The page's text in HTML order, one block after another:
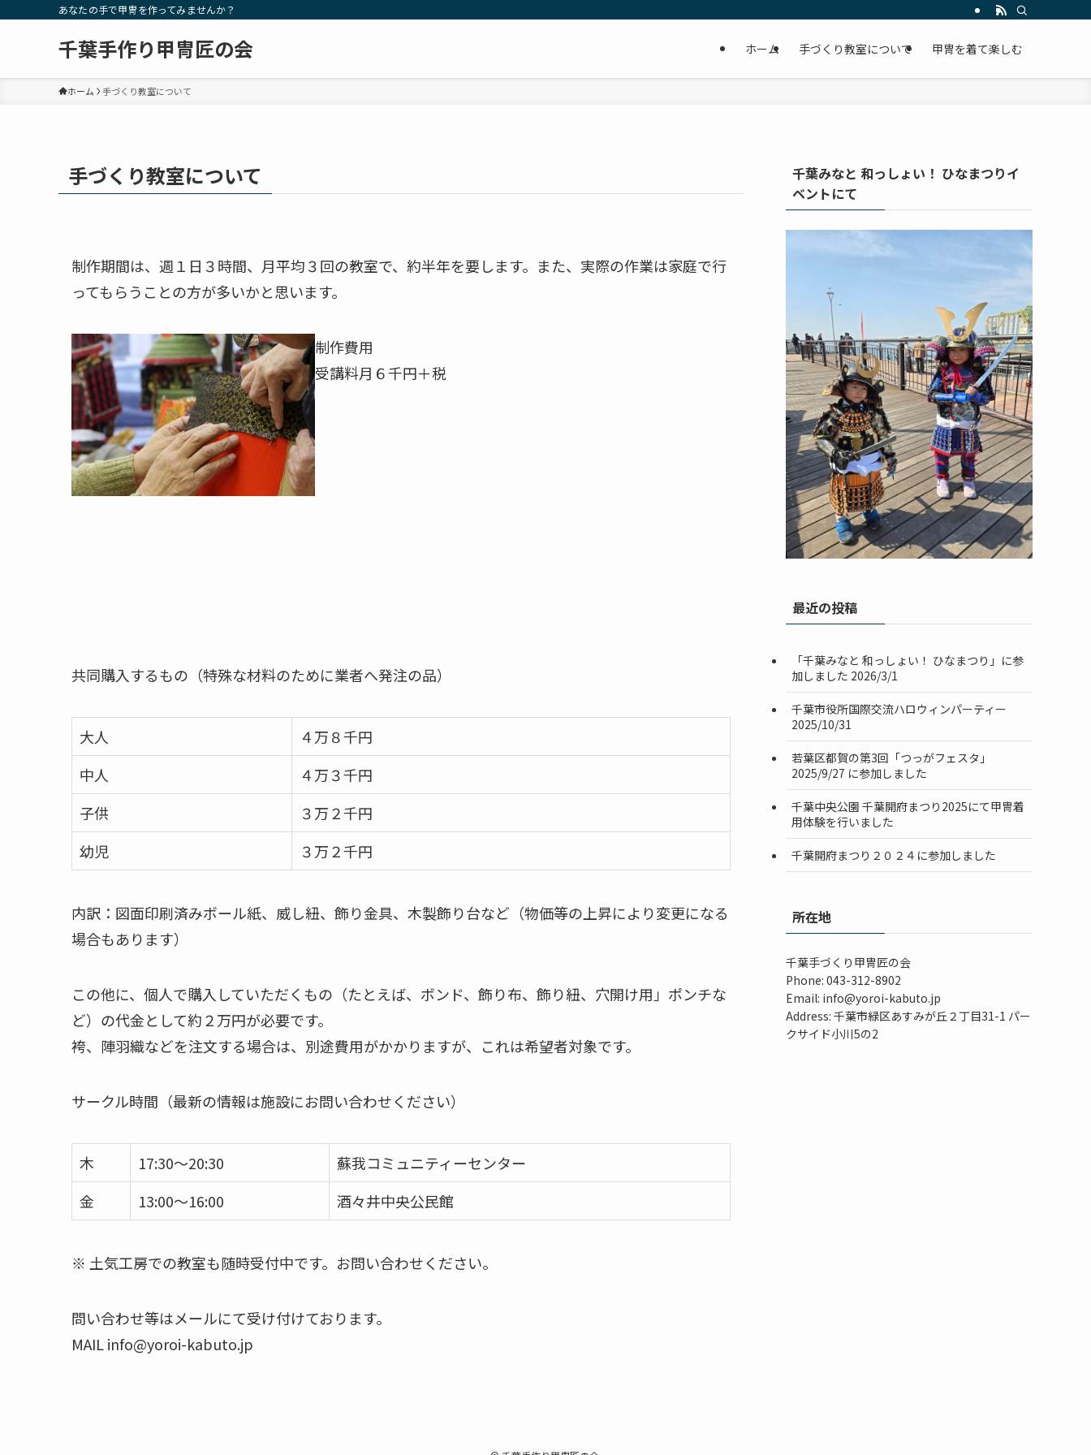
あなたの手で甲冑を作ってみませんか？
千葉手作り甲冑匠の会 ホーム 手づくり教室について 甲冑を着て楽しむ
ホーム 手づくり教室について
手づくり教室について
制作期間は、週１日３時間、月平均３回の教室で、約半年を要します。また、実際の作業は家庭で行
ってもらうことの方が多いかと思います。
制作費用
受講料月６千円＋税
共同購入するもの（特殊な材料のために業者へ発注の品）
大人
４万８千円
中人
４万３千円
子供
３万２千円
幼児
３万２千円
内訳：図面印刷済みボール紙、威し紐、飾り金具、木製飾り台など（物価等の上昇により変更になる
場合もあります）
この他に、個人で購入していただくもの（たとえば、ボンド、飾り布、飾り紐、穴開け用」ポンチな
ど）の代金として約２万円が必要です。
袴、陣羽織などを注文する場合は、別途費用がかかりますが、これは希望者対象です。
サークル時間（最新の情報は施設にお問い合わせください）
木 17:30～20:30
蘇我コミュニティーセンター
金
13:00～16:00 酒々井中央公民館
※ 土気工房での教室も随時受付中です。お問い合わせください。
問い合わせ等はメールにて受け付けております。
MAIL info@yoroi-kabuto.jp
千葉みなと 和っしょい！ ひなまつりイ
ベントにて
最近の投稿
「千葉みなと 和っしょい！ ひなまつり」に参
加しました 2026/3/1
千葉市役所国際交流ハロウィンパーティー
2025/10/31
若葉区都賀の第3回「つっがフェスタ」
2025/9/27 に参加しました
千葉中央公園 千葉開府まつり2025にて甲冑着
用体験を行いました
千葉開府まつり２０２４に参加しました
所在地
千葉手づくり甲冑匠の会
Phone: 043-312-8902
Email: info@yoroi-kabuto.jp
Address: 千葉市緑区あすみが丘２丁目31-1 パー
クサイド小川5の2